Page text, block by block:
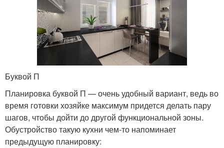
Буквой П
Планировка буквой П — очень удобный вариант, ведь во
время готовки хозяйке максимум придется делать пару
шагов, чтобы дойти до другой функциональной зоны.
Обустройство такую кухни чем-то напоминает
предыдущую планировку: